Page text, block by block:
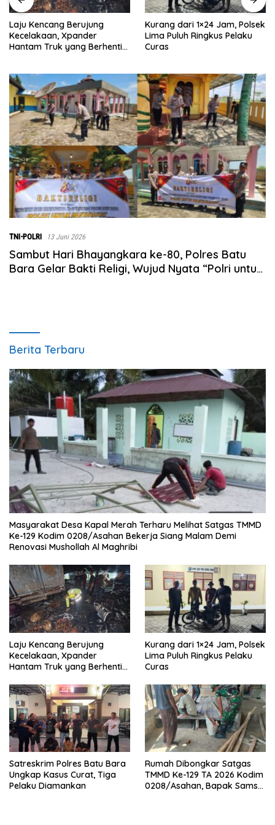
Laju Kencang Berujung
Kecelakaan, Xpander
Hantam Truk yang Berhenti
Kurang dari 1×24 Jam, Polsek
Lima Puluh Ringkus Pelaku
Curas
TNI-POLRI 13 Juni 2026
Sambut Hari Bhayangkara ke-80, Polres Batu
Bara Gelar Bakti Religi, Wujud Nyata “Polri untuk
Berita Terbaru
Masyarakat Desa Kapal Merah Terharu Melihat Satgas TMMD
Ke-129 Kodim 0208/Asahan Bekerja Siang Malam Demi
Renovasi Mushollah Al Maghribi
Laju Kencang Berujung
Kecelakaan, Xpander
Hantam Truk yang Berhenti
Kurang dari 1×24 Jam, Polsek
Lima Puluh Ringkus Pelaku
Curas
Satreskrim Polres Batu Bara
Ungkap Kasus Curat, Tiga
Pelaku Diamankan
Rumah Dibongkar Satgas
TMMD Ke-129 TA 2026 Kodim
0208/Asahan, Bapak Samsul